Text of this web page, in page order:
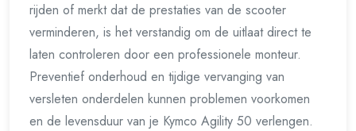
rijden of merkt dat de prestaties van de scooter
verminderen, is het verstandig om de uitlaat direct te
laten controleren door een professionele monteur.
Preventief onderhoud en tijdige vervanging van
versleten onderdelen kunnen problemen voorkomen
en de levensduur van je Kymco Agility 50 verlengen.